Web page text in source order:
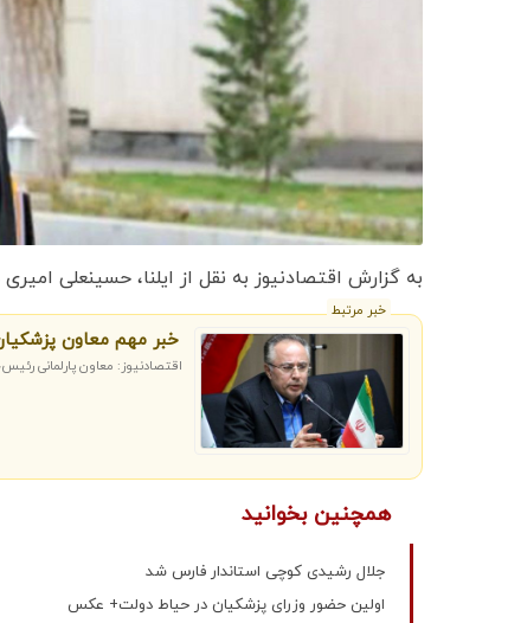
به گزارش اقتصادنیوز به نقل از ایلنا، حسینعلی
خبر مرتبط
خبر مهم معاون
اقتصادنیوز: معاون پارلمانی
همچنین بخوانید
جلال رشیدی کوچی استاندار فارس شد
اولین حضور وزرای پزشکیان در حیاط دولت+ عکس